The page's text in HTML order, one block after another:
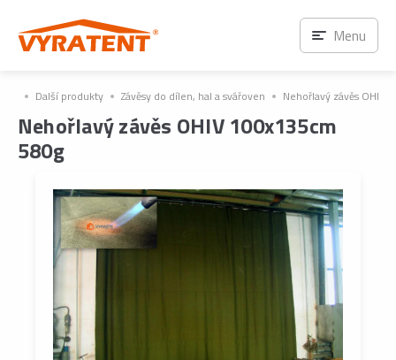
Další produkty Závěsy do dílen, hal a svářoven Nehořlavý závěs OHIV
Nehořlavý závěs OHIV 100x135cm
580g
Menu